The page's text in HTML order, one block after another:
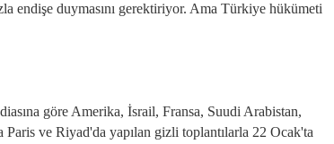
endişe duymasını gerektiriyor. Ama Türkiye hükümeti
göre Amerika, İsrail, Fransa, Suudi Arabistan,
Paris ve Riyad'da yapılan gizli toplantılarla 22 Ocak'ta